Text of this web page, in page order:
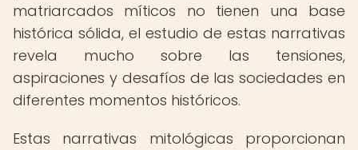
matriarcados míticos no tienen una base
histórica sólida, el estudio de estas narrativas
revela mucho sobre las tensiones,
aspiraciones y desafíos de las sociedades en
diferentes momentos históricos.
Estas narrativas mitológicas proporcionan